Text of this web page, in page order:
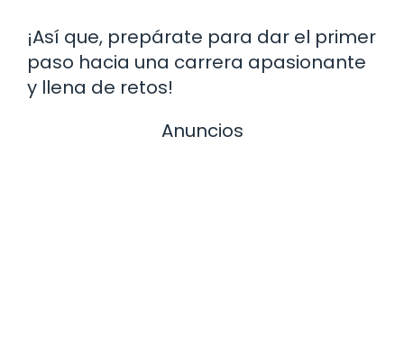
¡Así que, prepárate para dar el primer
paso hacia una carrera apasionante
y llena de retos!
Anuncios